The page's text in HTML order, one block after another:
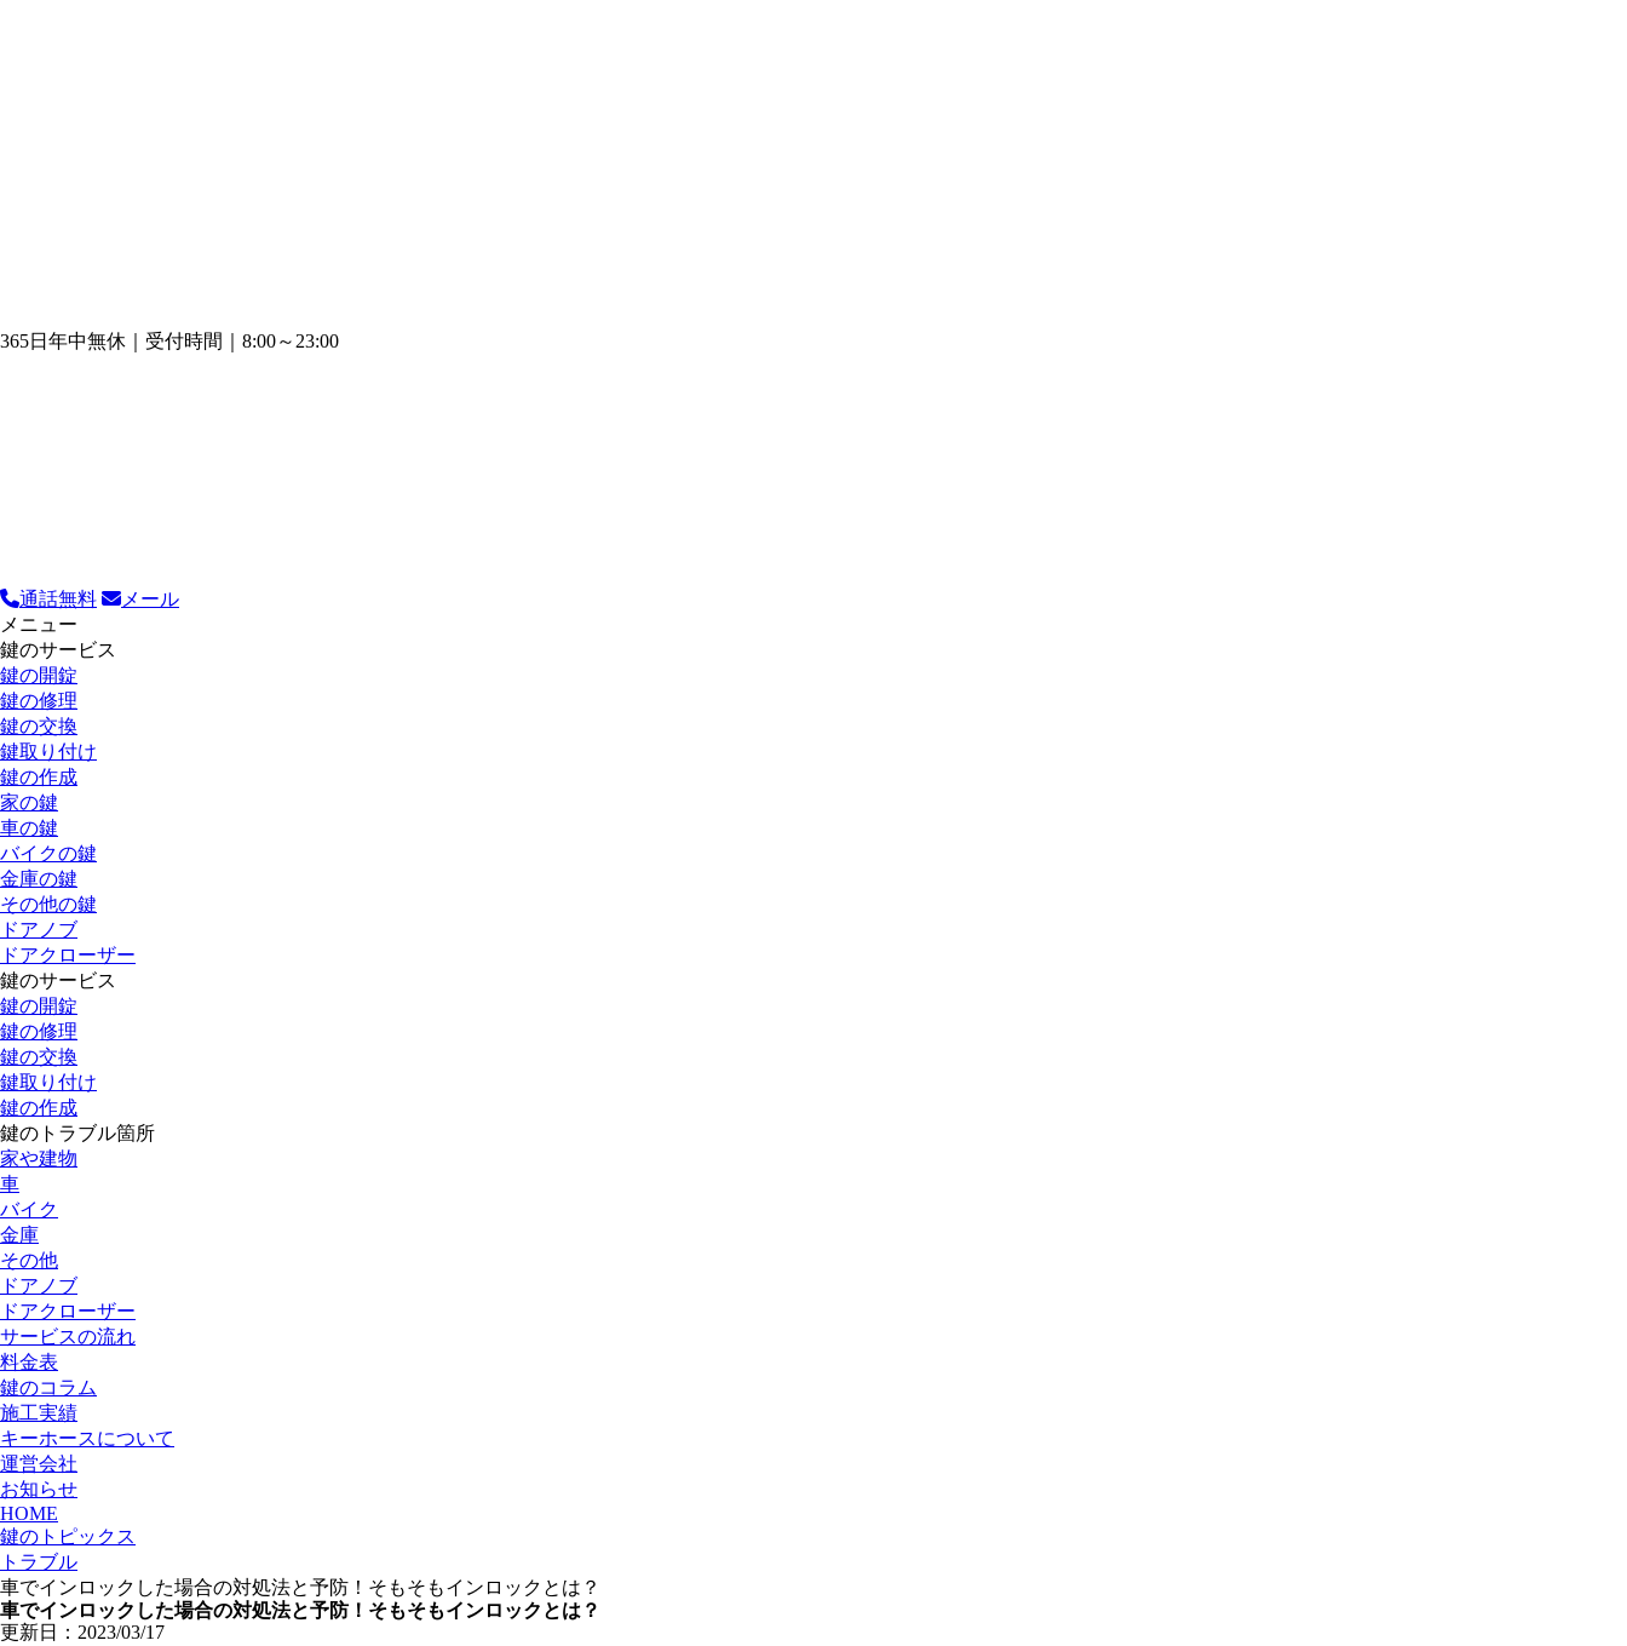
365日年中無休｜受付時間｜8:00～23:00
通話無料
メール
メニュー
鍵のサービス
鍵の開錠
鍵の修理
鍵の交換
鍵取り付け
鍵の作成
家の鍵
車の鍵
バイクの鍵
金庫の鍵
その他の鍵
ドアノブ
ドアクローザー
鍵のサービス
鍵の開錠
鍵の修理
鍵の交換
鍵取り付け
鍵の作成
鍵のトラブル箇所
家や建物
車
バイク
金庫
その他
ドアノブ
ドアクローザー
サービスの流れ
料金表
鍵のコラム
施工実績
キーホースについて
運営会社
お知らせ
HOME
鍵のトピックス
トラブル
車でインロックした場合の対処法と予防！そもそもインロックとは？
車でインロックした場合の対処法と予防！そもそもインロックとは？
更新日：2023/03/17